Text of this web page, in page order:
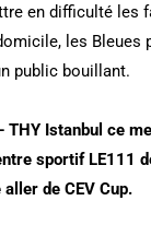
en difficulté les
les Bleues
public bouillant.
THY Istanbul ce
sportif LE111
de CEV Cup.